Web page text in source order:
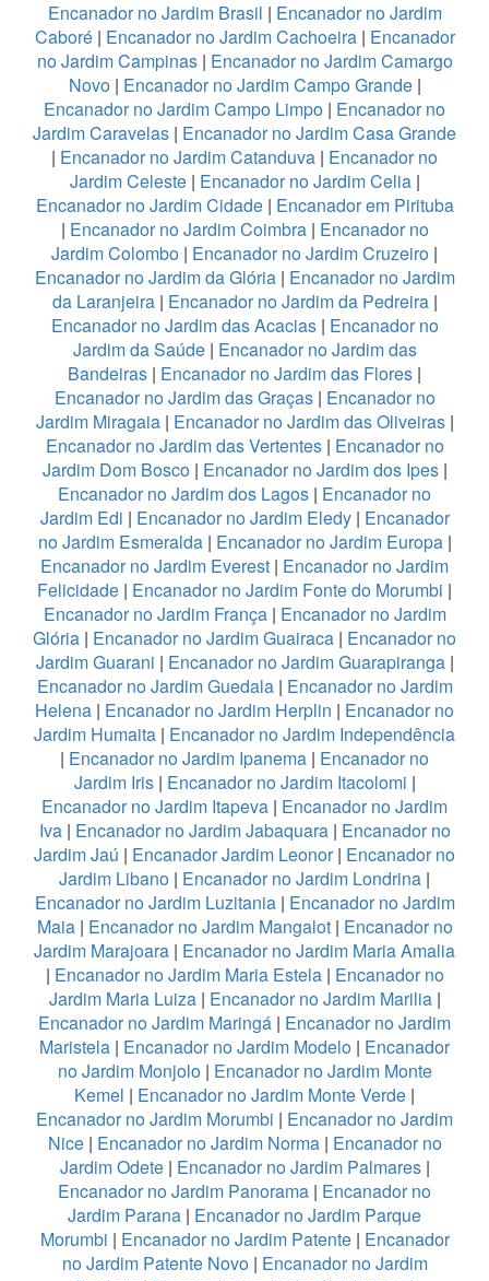
Encanador no Jardim Brasil | Encanador no Jardim
Caboré| Encanador no Jardim Cachoeira| Encanador
no Jardim Campinas| Encanador no Jardim Camargo
Novo| Encanador no Jardim Campo Grande|
Encanador no Jardim Campo Limpo | Encanador no
Jardim Caravelas | Encanador no Jardim Casa Grande
| Encanador no Jardim Catanduva | Encanador no
Jardim Celeste| Encanador no Jardim Celia|
Encanador no Jardim Cidade| Encanador em Pirituba
| Encanador no Jardim Coimbra| Encanador no
Jardim Colombo | Encanador no Jardim Cruzeiro |
Encanador no Jardim da Glória| Encanador no Jardim
da Laranjeira| Encanador no Jardim da Pedreira|
Encanador no Jardim das Acacias| Encanador no
Jardim da Saúde| Encanador no Jardim das
Bandeiras | Encanador no Jardim das Flores |
Encanador no Jardim das Graças| Encanador no
Jardim Miragaia| Encanador no Jardim das Oliveiras|
Encanador no Jardim das Vertentes| Encanador no
Jardim Dom Bosco| Encanador no Jardim dos Ipes|
Encanador no Jardim dos Lagos | Encanador no
Jardim Edi | Encanador no Jardim Eledy| Encanador
no Jardim Esmeralda| Encanador no Jardim Europa|
Encanador no Jardim Everest | Encanador no Jardim
Felicidade | Encanador no Jardim Fonte do Morumbi |
Encanador no Jardim França| Encanador no Jardim
Glória | Encanador no Jardim Guairaca | Encanador no
Jardim Guarani | Encanador no Jardim Guarapiranga|
Encanador no Jardim Guedala| Encanador no Jardim
Helena | Encanador no Jardim Herplin | Encanador no
Jardim Humaita | Encanador no Jardim Independência
| Encanador no Jardim Ipanema | Encanador no
Jardim Iris| Encanador no Jardim Itacolomi |
Encanador no Jardim Itapeva | Encanador no Jardim
Iva| Encanador no Jardim Jabaquara| Encanador no
Jardim Jaú | Encanador Jardim Leonor| Encanador no
Jardim Libano | Encanador no Jardim Londrina |
Encanador no Jardim Luzitania| Encanador no Jardim
Maia| Encanador no Jardim Mangalot| Encanador no
Jardim Marajoara | Encanador no Jardim Maria Amalia
| Encanador no Jardim Maria Estela| Encanador no
Jardim Maria Luiza| Encanador no Jardim Marilia|
Encanador no Jardim Maringá | Encanador no Jardim
Maristela | Encanador no Jardim Modelo | Encanador
no Jardim Monjolo| Encanador no Jardim Monte
Kemel | Encanador no Jardim Monte Verde |
Encanador no Jardim Morumbi | Encanador no Jardim
Nice| Encanador no Jardim Norma| Encanador no
Jardim Odete| Encanador no Jardim Palmares|
Encanador no Jardim Panorama | Encanador no
Jardim Parana | Encanador no Jardim Parque
Morumbi | Encanador no Jardim Patente| Encanador
no Jardim Patente Novo| Encanador no Jardim